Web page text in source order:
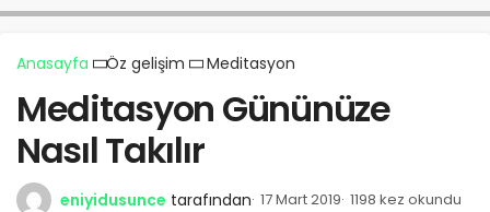
Anasayfa Öz gelişim Meditasyon
Meditasyon Gününüze
Nasıl Takılır
eniyidusunce tarafından 17 Mart 2019 1198 kez okundu